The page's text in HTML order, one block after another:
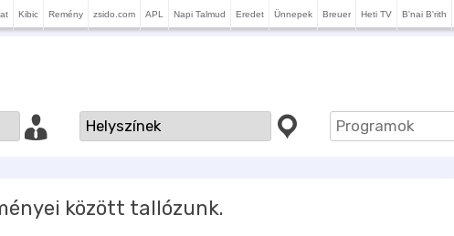
Kibic Remény zsido.com APL Napi Talmud Eredet Ünnepek Breuer Heti TV B'nai B'rith
között tallózunk.